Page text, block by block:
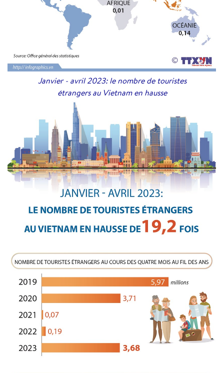
Janvier - avril 2023: le nombre de touristes
étrangers au Vietnam en hausse